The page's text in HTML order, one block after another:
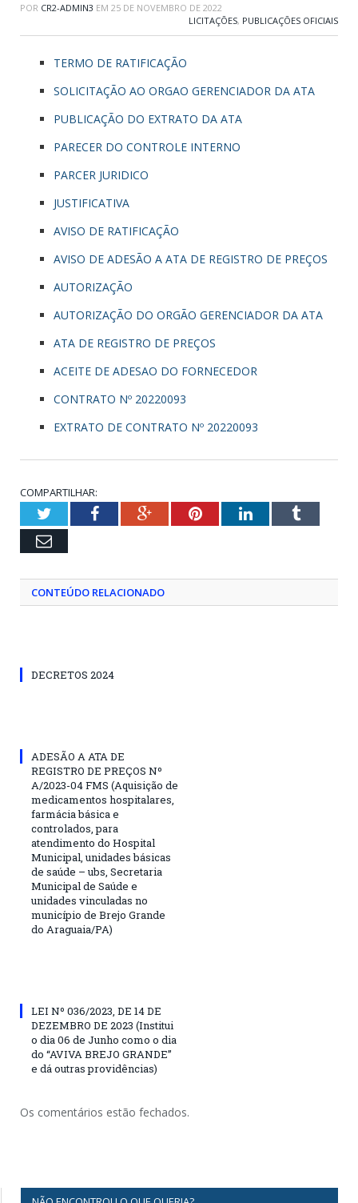
POR CR2-ADMIN3 EM 25 DE NOVEMBRO DE 2022
LICITAÇÕES, PUBLICAÇÕES OFICIAIS
TERMO DE RATIFICAÇÃO
SOLICITAÇÃO AO ORGAO GERENCIADOR DA ATA
PUBLICAÇÃO DO EXTRATO DA ATA
PARECER DO CONTROLE INTERNO
PARCER JURIDICO
JUSTIFICATIVA
AVISO DE RATIFICAÇÃO
AVISO DE ADESÃO A ATA DE REGISTRO DE PREÇOS
AUTORIZAÇÃO
AUTORIZAÇÃO DO ORGÃO GERENCIADOR DA ATA
ATA DE REGISTRO DE PREÇOS
ACEITE DE ADESAO DO FORNECEDOR
CONTRATO Nº 20220093
EXTRATO DE CONTRATO Nº 20220093
COMPARTILHAR:
TwitterFacebookGoogle+PinterestLinkedInTumblr
Email
CONTEÚDO RELACIONADO
DECRETOS 2024
ADESÃO A ATA DE
REGISTRO DE PREÇOS Nº
A/2023-04 FMS (Aquisição de
medicamentos hospitalares,
farmácia básica e
controlados, para
atendimento do Hospital
Municipal, unidades básicas
de saúde – ubs, Secretaria
Municipal de Saúde e
unidades vinculadas no
município de Brejo Grande
do Araguaia/PA)
LEI Nº 036/2023, DE 14 DE
DEZEMBRO DE 2023 (Institui
o dia 06 de Junho como o dia
do “AVIVA BREJO GRANDE”
e dá outras providências)
Os comentários estão fechados.